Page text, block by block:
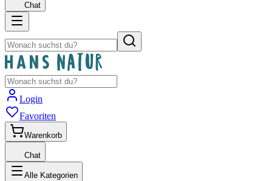
Chat
Login
Favoriten
Warenkorb
Chat
Alle Kategorien